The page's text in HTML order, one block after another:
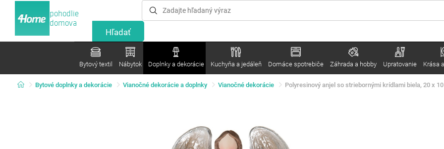
pohodlie
domova
Bytový textil Nábytok Doplnky a dekorácie Kuchyňa a jedáleň Domáce spotrebiče Záhrada a hobby Upratovanie Krása
Bytové doplnky a dekorácie Vianočné dekorácie a doplnky Vianočné dekorácie Polyresinový anjel so striebornými krídlami biela, 20 x